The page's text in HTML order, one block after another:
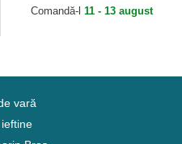
Comandă-l 11 - 13 august
vară